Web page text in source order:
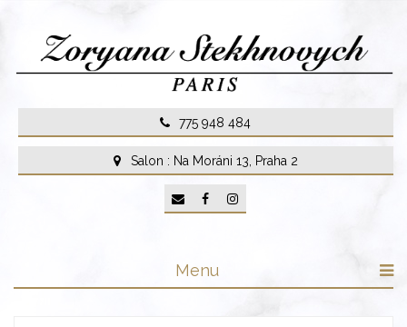
content
775 948 484
Salon : Na Moráni 13, Praha 2
Menu